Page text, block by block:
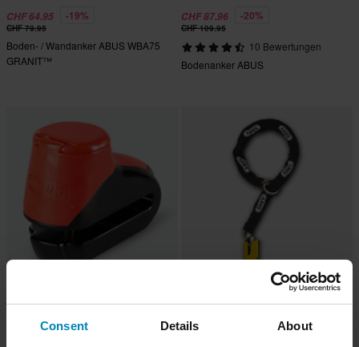
Consent Details About
CHF 64.95 -19%
CHF 79.95
Boden- / Wandanker ABUS WBA75
GRANIT™
CHF 87.96 -20%
CHF 109.95
10 Bewertungen
Bodenanker ABUS
CHF 21.95
7 Bewertungen
CHF 214.95
1 Bewertungen